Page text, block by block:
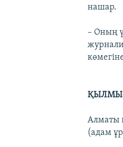
нашар.
– Оның
Алматы
(адам